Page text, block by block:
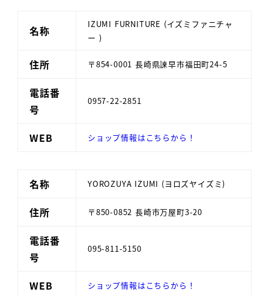
名称
IZUMI FURNITURE (イズミファニチャ
ー )
住所 〒854-0001 長崎県諫早市福田町24-5
電話番
号
0957-22-2851
WEB ショップ情報はこちらから！
名称 YOROZUYA IZUMI (ヨロズヤイズミ)
住所 〒850-0852 長崎市万屋町3-20
電話番
号
095-811-5150
WEB ショップ情報はこちらから！